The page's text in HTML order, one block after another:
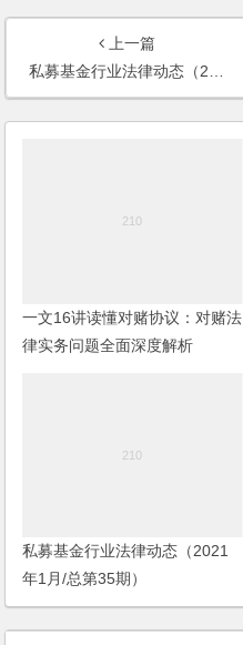
上一篇
私募基金行业法律动态（2020年1-2月/总第24期）
一文16讲读懂对赌协议：对赌法
律实务问题全面深度解析
私募基金行业法律动态（2021
年1月/总第35期）